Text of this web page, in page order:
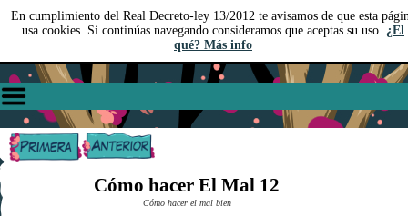
En cumplimiento del Real Decreto-ley 13/2012 te avisamos de que esta
usa cookies. Si continúas navegando consideramos que aceptas su uso. ¿El
qué? Más info
Cómo hacer El Mal 12
Cómo hacer el mal bien